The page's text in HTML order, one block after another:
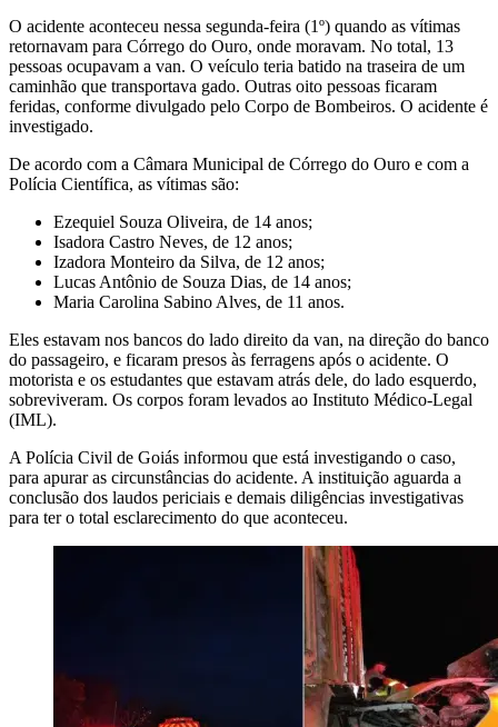
O acidente aconteceu nessa segunda-feira (1º) quando as vítimas
retornavam para Córrego do Ouro, onde moravam. No total, 13
pessoas ocupavam a van. O veículo teria batido na traseira de um
caminhão que transportava gado. Outras oito pessoas ficaram
feridas, conforme divulgado pelo Corpo de Bombeiros. O acidente é
investigado.
De acordo com a Câmara Municipal de Córrego do Ouro e com a
Polícia Científica, as vítimas são:
Ezequiel Souza Oliveira, de 14 anos;
Isadora Castro Neves, de 12 anos;
Izadora Monteiro da Silva, de 12 anos;
Lucas Antônio de Souza Dias, de 14 anos;
Maria Carolina Sabino Alves, de 11 anos.
Eles estavam nos bancos do lado direito da van, na direção do banco
do passageiro, e ficaram presos às ferragens após o acidente. O
motorista e os estudantes que estavam atrás dele, do lado esquerdo,
sobreviveram. Os corpos foram levados ao Instituto Médico-Legal
(IML).
A Polícia Civil de Goiás informou que está investigando o caso,
para apurar as circunstâncias do acidente. A instituição aguarda a
conclusão dos laudos periciais e demais diligências investigativas
para ter o total esclarecimento do que aconteceu.